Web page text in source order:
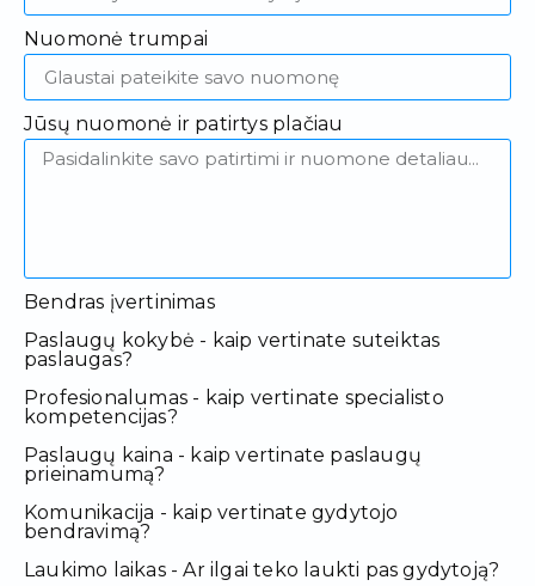
Nuomonė trumpai
Jūsų nuomonė ir patirtys plačiau
Bendras įvertinimas
Paslaugų kokybė - kaip vertinate suteiktas
paslaugas?
Profesionalumas - kaip vertinate specialisto
kompetencijas?
Paslaugų kaina - kaip vertinate paslaugų
prieinamumą?
Komunikacija - kaip vertinate gydytojo
bendravimą?
Laukimo laikas - Ar ilgai teko laukti pas gydytoją?